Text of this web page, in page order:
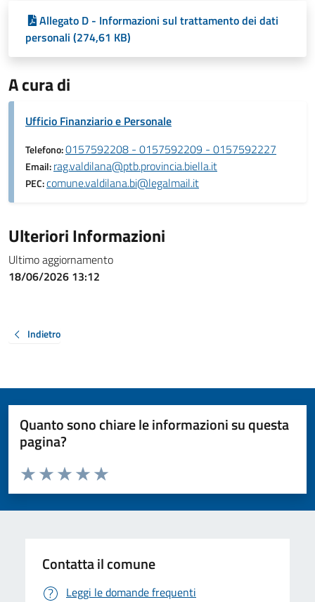
Allegato D - Informazioni sul trattamento dei dati
personali (274,61 KB)
A cura di
Ufficio Finanziario e Personale
Telefono:0157592208 - 0157592209 - 0157592227
Email:rag.valdilana@ptb.provincia.biella.it
PEC:comune.valdilana.bi@legalmail.it
Ulteriori Informazioni
Ultimo aggiornamento
18/06/2026 13:12
Indietro
Quanto sono chiare le informazioni su questa
pagina?
Valuta da 1 a 5 stelle la pagina
Valuta 5 stelle su 5
Valuta 4 stelle su 5
Valuta 3 stelle su 5
Valuta 2 stelle su 5
Valuta 1 stelle su 5
Contatta il comune
Leggi le domande frequenti